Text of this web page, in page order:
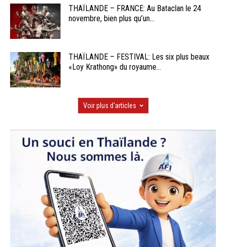
THAÏLANDE – FRANCE: Au Bataclan le 24
novembre, bien plus qu’un...
THAÏLANDE – FESTIVAL: Les six plus beaux
«Loy Krathong» du royaume...
Voir plus d'articles